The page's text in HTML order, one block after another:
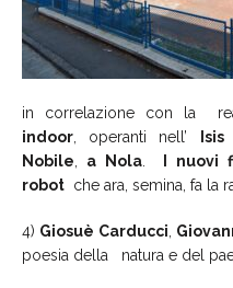
in correlazione con la
indoor , operanti nell’ Isis
Nobile
a Nola nuovi
robot che ara, semina, fa la
4) Giosuè Carducci
poesia della natura e del